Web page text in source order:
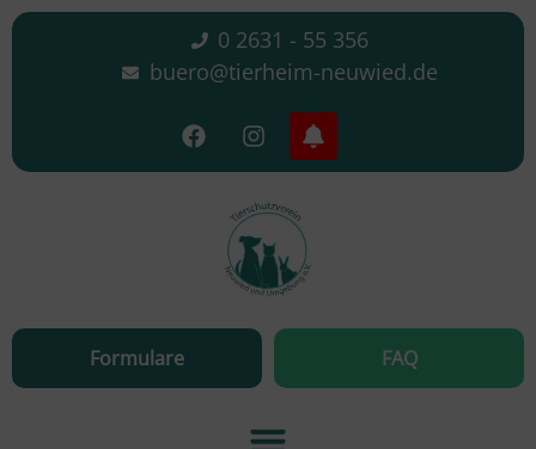
0 2631 - 55 356
buero@tierheim-neuwied.de
Formulare FAQ